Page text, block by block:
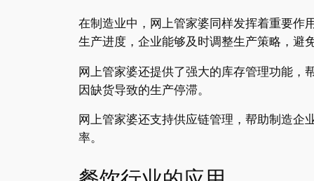
在制造业中，网上管家婆同样发挥着重要作
生产进度，企业能够及时调整生产策略，避
网上管家婆还提供了强大的库存管理功能，
因缺货导致的生产停滞。
网上管家婆还支持供应链管理，帮助制造企
率。